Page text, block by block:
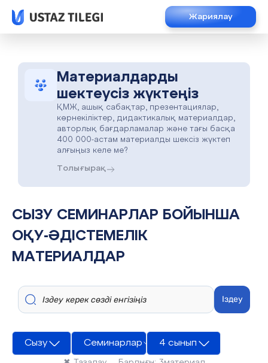
Жариялау
Материалдарды
шектеусіз жүктеңіз
ҚМЖ, ашық сабақтар, презентациялар,
көрнекіліктер, дидактикалық материалдар,
авторлық бағдарламалар және тағы басқа
400 000-астам материалды шексіз жүктеп
алғыңыз келе ме?
Толығырақ
СЫЗУ СЕМИНАРЛАР БОЙЫНША
ОҚУ-ӘДІСТЕМЕЛІК
МАТЕРИАЛДАР
Іздеу
Сызу Семинарлар 4 сынып